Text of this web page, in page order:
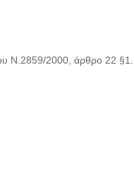
Ν.2859/2000, άρθρο 22 §1.